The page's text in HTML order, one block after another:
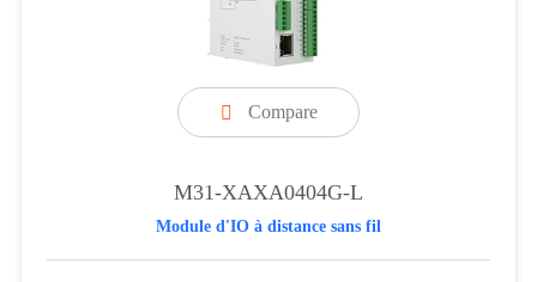
 Compare
M31-XAXA0404G-L
Module d'IO à distance sans fil